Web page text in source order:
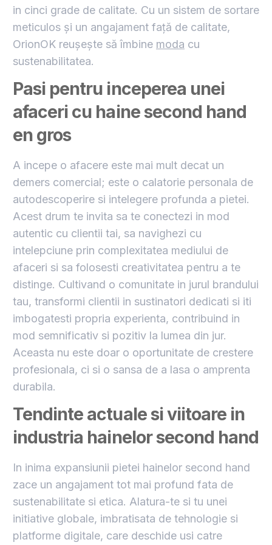
in cinci grade de calitate. Cu un sistem de sortare
meticulos și un angajament față de calitate,
OrionOK reușește să îmbine moda cu
sustenabilitatea.
Pasi pentru inceperea unei
afaceri cu haine second hand
en gros
A incepe o afacere este mai mult decat un
demers comercial; este o calatorie personala de
autodescoperire si intelegere profunda a pietei.
Acest drum te invita sa te conectezi in mod
autentic cu clientii tai, sa navighezi cu
intelepciune prin complexitatea mediului de
afaceri si sa folosesti creativitatea pentru a te
distinge. Cultivand o comunitate in jurul brandului
tau, transformi clientii in sustinatori dedicati si iti
imbogatesti propria experienta, contribuind in
mod semnificativ si pozitiv la lumea din jur.
Aceasta nu este doar o oportunitate de crestere
profesionala, ci si o sansa de a lasa o amprenta
durabila.
Tendinte actuale si viitoare in
industria hainelor second hand
In inima expansiunii pietei hainelor second hand
zace un angajament tot mai profund fata de
sustenabilitate si etica. Alatura-te si tu unei
initiative globale, imbratisata de tehnologie si
platforme digitale, care deschide usi catre